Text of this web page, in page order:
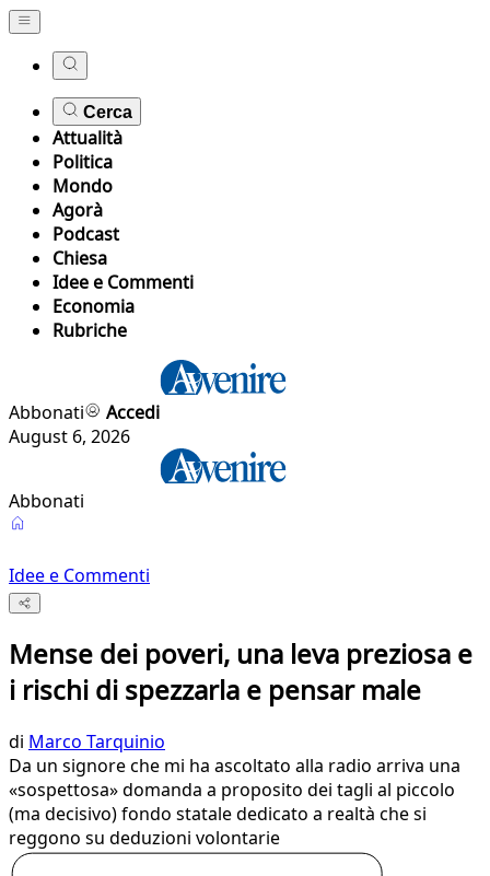
Cerca
Attualità
Politica
Mondo
Agorà
Podcast
Chiesa
Idee e Commenti
Economia
Rubriche
Abbonati
Accedi
August 6, 2026
Abbonati
Idee e Commenti
Mense dei poveri, una leva preziosa e
i rischi di spezzarla e pensar male
di Marco Tarquinio
Da un signore che mi ha ascoltato alla radio arriva una
«sospettosa» domanda a proposito dei tagli al piccolo
(ma decisivo) fondo statale dedicato a realtà che si
reggono su deduzioni volontarie